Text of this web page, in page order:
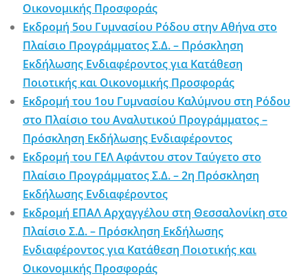
Οικονομικής Προσφοράς
Εκδρομή 5ου Γυμνασίου Ρόδου στην Αθήνα στο
Πλαίσιο Προγράμματος Σ.Δ. – Πρόσκληση
Εκδήλωσης Ενδιαφέροντος για Κατάθεση
Ποιοτικής και Οικονομικής Προσφοράς
Εκδρομή του 1ου Γυμνασίου Καλύμνου στη Ρόδου
στο Πλαίσιο του Αναλυτικού Προγράμματος –
Πρόσκληση Εκδήλωσης Ενδιαφέροντος
Εκδρομή του ΓΕΛ Αφάντου στον Ταύγετο στο
Πλαίσιο Προγράμματος Σ.Δ. – 2η Πρόσκληση
Εκδήλωσης Ενδιαφέροντος
Εκδρομή ΕΠΑΛ Αρχαγγέλου στη Θεσσαλονίκη στο
Πλαίσιο Σ.Δ. – Πρόσκληση Εκδήλωσης
Ενδιαφέροντος για Κατάθεση Ποιοτικής και
Οικονομικής Προσφοράς